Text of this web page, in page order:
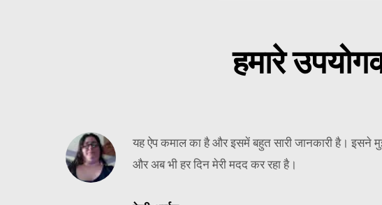
हमारे
यह ऐप कमाल का है और इसमें बहुत सारी जानकारी है। इसने
और अब भी हर दिन मेरी मदद कर रहा है।